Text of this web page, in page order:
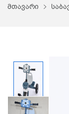
მთავარი